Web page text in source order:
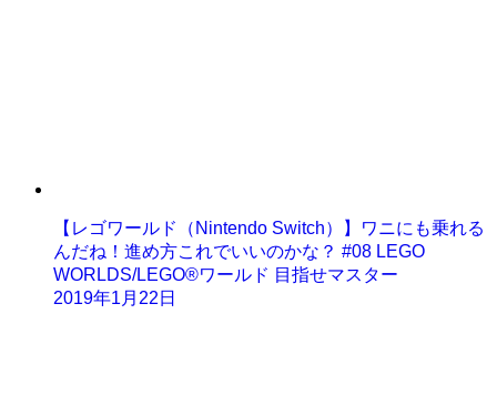
【レゴワールド（Nintendo Switch）】ワニにも乗れる
んだね！進め方これでいいのかな？ #08 LEGO
WORLDS/LEGO®ワールド 目指せマスター
2019年1月22日